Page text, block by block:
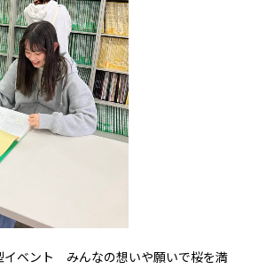
イベント みんなの想いや願いで桜を満